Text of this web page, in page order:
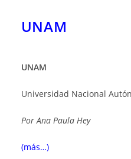
UNAM
UNAM
Universidad Nacional
PorAna Paula Hey
(más…)